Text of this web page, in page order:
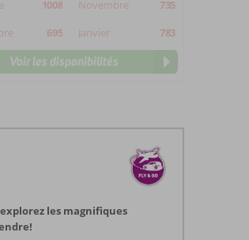
1008 Novembre
735
695 Janvier 783
Voir les disponibilités
les magnifiques